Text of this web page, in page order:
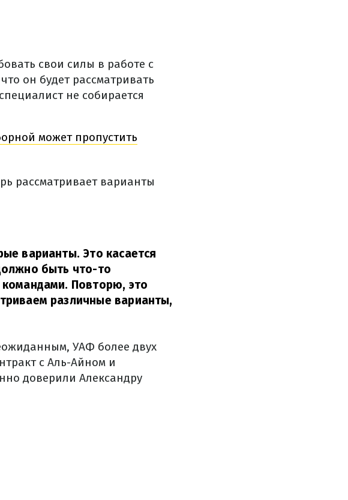
свои силы в работе с
он будет рассматривать
не собирается
может пропустить
рассматривает варианты
варианты. Это касается
быть что-то
командами. Повторю, это
различные варианты,
УАФ более двух
с Аль-Айном и
доверили Александру